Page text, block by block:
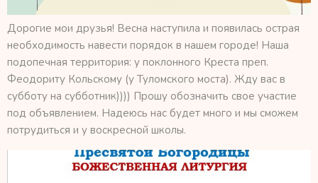
Дорогие мои друзья! Весна наступила и появилась острая
необходимость навести порядок в нашем городе! Наша
подопечная территория: у поклонного Креста преп.
Феодориту Кольскому (у Туломского моста). Жду вас в
субботу на субботник)))) Прошу обозначить свое участие
под объявлением. Надеюсь нас будет много и мы сможем
потрудиться и у воскресной школы.